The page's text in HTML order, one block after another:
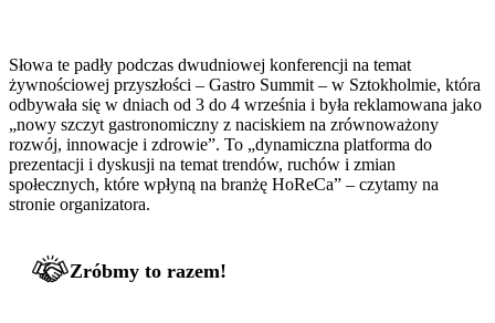
Słowa te padły podczas dwudniowej konferencji na temat
żywnościowej przyszłości – Gastro Summit – w Sztokholmie, która
odbywała się w dniach od 3 do 4 września i była reklamowana jako
„nowy szczyt gastronomiczny z naciskiem na zrównoważony
rozwój, innowacje i zdrowie”. To „dynamiczna platforma do
prezentacji i dyskusji na temat trendów, ruchów i zmian
społecznych, które wpłyną na branżę HoReCa” – czytamy na
stronie organizatora.
Zróbmy to razem!